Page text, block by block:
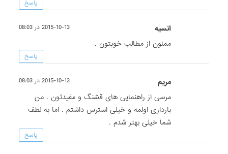
پاسخ
انسیه 2015-10-13 در 08:03
ممنون از مطالب خوبتون .
پاسخ
مریم 2015-10-13 در 08:03
مرسی از راهنمایی های قشنگ و مفیدتون . من
بارداری اولمه و خیلی استرس داشتم . اما به لطف
شما خیلی بهتر شدم .
پاسخ